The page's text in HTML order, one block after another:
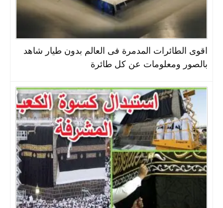
اقوى الطائرات المدمرة فى العالم بدون طيار شاهد
بالصور ومعلومات عن كل طائرة